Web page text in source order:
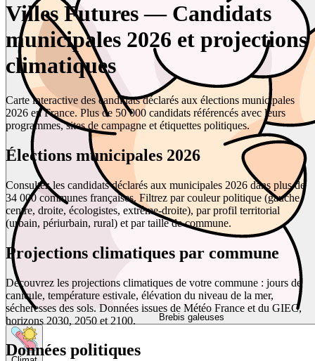
Brebis galeuses
Villes Futures — Candidats
municipales 2026 et projections
climatiques
Carte interactive des candidats déclarés aux élections municipales
2026 en France. Plus de 50 000 candidats référencés avec leurs
programmes, sites de campagne et étiquettes politiques.
Élections municipales 2026
Consultez les candidats déclarés aux municipales 2026 dans plus de
34 000 communes françaises. Filtrez par couleur politique (gauche,
centre, droite, écologistes, extrême-droite), par profil territorial
(urbain, périurbain, rural) et par taille de commune.
Projections climatiques par commune
Découvrez les projections climatiques de votre commune : jours de
canicule, température estivale, élévation du niveau de la mer,
sécheresses des sols. Données issues de Météo France et du GIEC,
horizons 2030, 2050 et 2100.
Données politiques